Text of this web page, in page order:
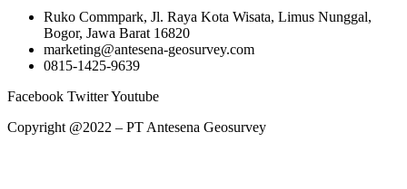
Ruko Commpark, Jl. Raya Kota Wisata, Limus Nunggal,
Bogor, Jawa Barat 16820
marketing@antesena-geosurvey.com
0815-1425-9639
Facebook TwitterYoutube
Copyright @2022 – PT Antesena Geosurvey